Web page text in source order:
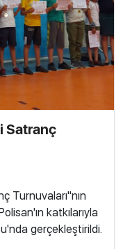
Satranç
Turnuvaları"nın
katkılarıyla
gerçekleştirildi.